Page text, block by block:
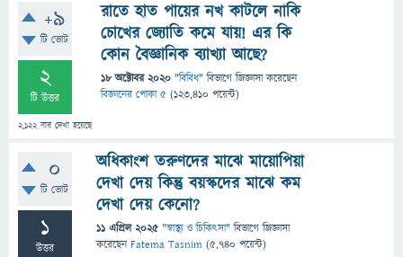
+9
টি ভোট
2
টি উত্তর
2,122বার দেখা হয়েছে
রাতে হাত পায়ের নখ কাটলে নাকি
চোখের জ্যোতি কমে যায়! এর কি
কোন বৈজ্ঞানিক ব্যাখ্যা আছে?
18 অক্টোবর 2020 "বিবিধ" বিভাগে জিজ্ঞাসাকরেছেন
বিজ্ঞানের পোকা ৫ (123,410 পয়েন্ট)
0
টি ভোট
1
উত্তর
অধিকাংশ তরুণদের মাঝে মায়োপিয়া
দেখা দেয় কিন্তু বয়স্কদের মাঝে কম
দেখা দেয় কেনো?
11 এপ্রিল 2025 "স্বাস্থ্য ও চিকিৎসা" বিভাগে জিজ্ঞাসা
করেছেনFatema Tasnim (5,740 পয়েন্ট)